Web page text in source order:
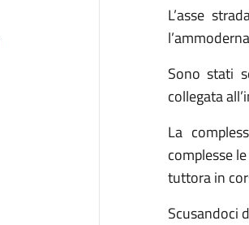
L’asse
Sono stati
collegata
La
complesse
tuttora in
Scusandoci